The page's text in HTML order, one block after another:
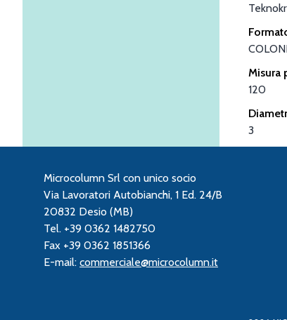
Misura
120
3
Microcolumn Srl con unico socio
Via Lavoratori Autobianchi, 1 Ed. 24/B
20832 Desio (MB)
Tel. +39 0362 1482750
Fax +39 0362 1851366
E-mail: commerciale@microcolumn.it